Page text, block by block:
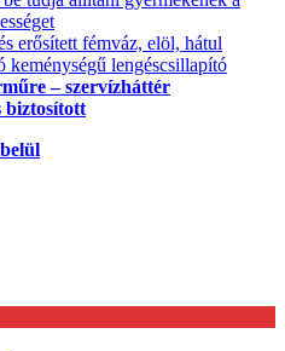
erősített fémváz, elöl, hátul
keménységű lengéscsillapító
– szervízháttér
biztosított